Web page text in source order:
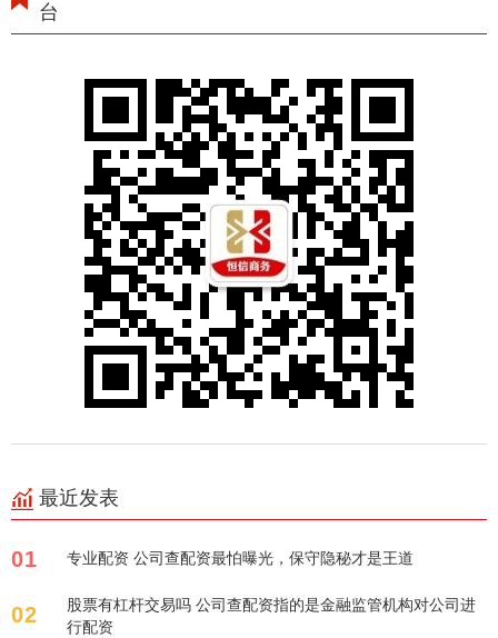
台
最近发表
01 专业配资 公司查配资最怕曝光，保守隐秘才是王道
02
股票有杠杆交易吗 公司查配资指的是金融监管机构对公司进
行配资